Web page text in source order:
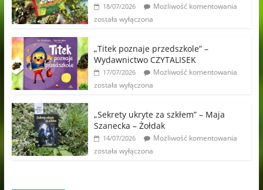
18/07/2026
Możliwość komentowania
została wyłączona
„Titek poznaje przedszkole” –
Wydawnictwo CZYTALISEK
17/07/2026
Możliwość komentowania
została wyłączona
„Sekrety ukryte za szkłem” – Maja
Szanecka – Żołdak
14/07/2026
Możliwość komentowania
została wyłączona